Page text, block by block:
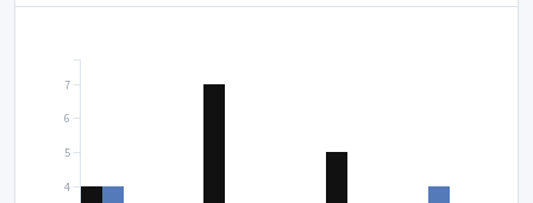
4
5
6
7